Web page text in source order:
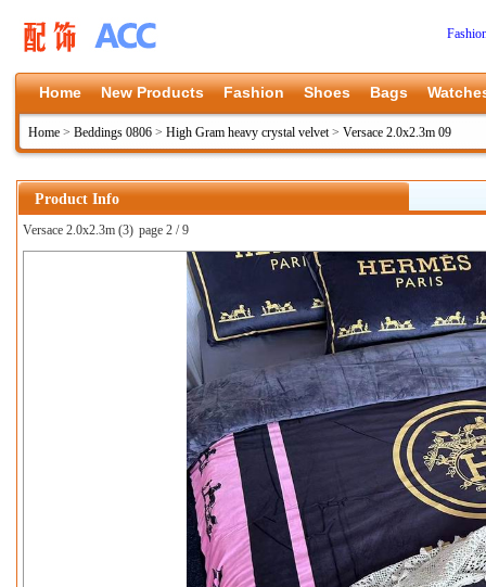
Home New Products Fashion Shoes Bags
Home > Beddings 0806 > High Gram heavy crystal velvet> Versace 2.0x2.3m 09
Product Info
Versace 2.0x2.3m (3) page 2 / 9
上一张